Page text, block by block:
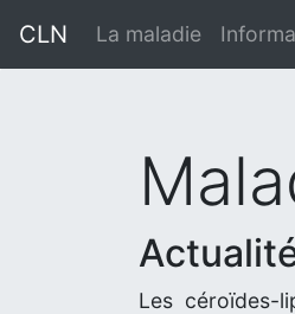
CLN La maladie
Les céroïdes-